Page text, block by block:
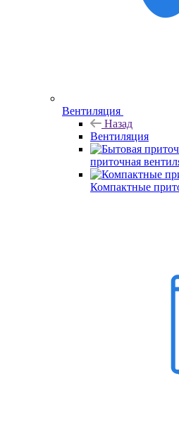
Вентиляция
Назад
Вентиляция
приточная
Компактные